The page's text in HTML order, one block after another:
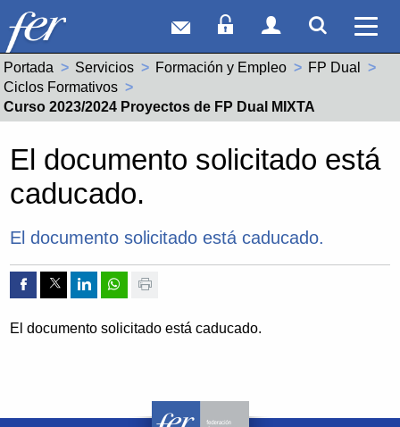
Correo webAcceso Socios
Acceso
Ver
Portada Servicios Formación y Empleo
FP Dual
Ciclos Formativos
Actual:
Curso 2023/2024 Proyectos de FP Dual MIXTA
El documento solicitado está
caducado.
El documento solicitado está caducado.
Compartir por Facebook
Compartir por Twitter
Compartir por Linkedin
Compartir por whatsapp
Imprimir
El documento solicitado está caducado.